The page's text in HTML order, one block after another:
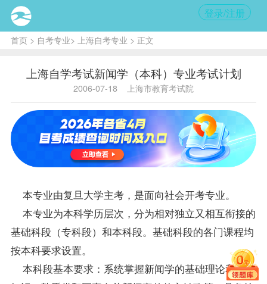
登录/注册
首页> 自考专业> 上海自考专业 > 正文
上海自学考试新闻学（本科）专业考试计划
2006-07-18 上海市教育考试院
本专业由复旦大学主考，是面向社会开考专业。
本专业为本科学历层次，分为相对独立又相互衔接的
基础科段（专科段）和本科段。基础科段的各门课程均
按本科要求设置。
本科段基本要求：系统掌握新闻学的基础理论和基本